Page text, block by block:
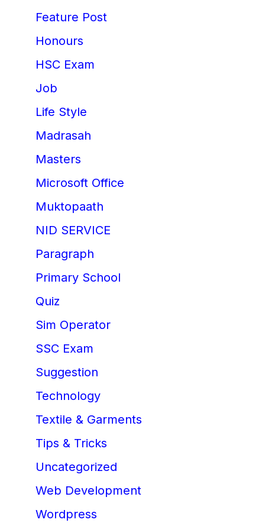
Feature Post
Honours
HSC Exam
Job
Life Style
Madrasah
Masters
Microsoft Office
Muktopaath
NID SERVICE
Paragraph
Primary School
Quiz
Sim Operator
SSC Exam
Suggestion
Technology
Textile & Garments
Tips & Tricks
Uncategorized
Web Development
Wordpress